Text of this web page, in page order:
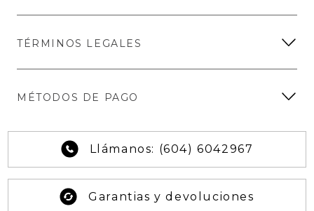
TÉRMINOS LEGALES
MÉTODOS DE PAGO
Llámanos: (604) 6042967
Garantias y devoluciones